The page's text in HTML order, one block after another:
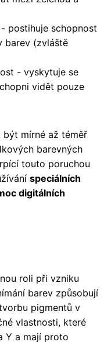
- postihuje schopnost
barev (zvláště
- vyskytuje se
vidět pouze
mírné až téměř
barevných
touto poruchou
speciálních
digitálních
roli při vzniku
barev způsobují
pigmentů v
vlastnosti, které
Y a mají proto